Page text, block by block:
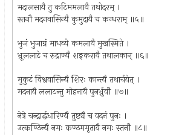
मदालसायै तु कटिममलायै तथोदरम् ।
स्तनौ मदनवासिन्यै कुमुदायै च कन्धराम् ॥५॥
भुजं भुजाग्रं माधव्ये कमलायै मुखस्मिते ।
भ्रूललाटे च रुद्राण्यै शङ्करायै तथालकान् ॥६॥
मुकुटं विश्ववासिन्यै शिरः कान्त्यै तथार्चयेत् ।
मदनायै ललाटन्तु मोहनायै पुनर्भ्रुवौ ॥७॥
नेत्रे चन्द्रार्द्धधारिण्यै तुष्ट्यै च वदनं पुनः ।
उत्कण्ठिन्यै नमः कण्ठममृतायै नमः स्तनौ ॥८॥